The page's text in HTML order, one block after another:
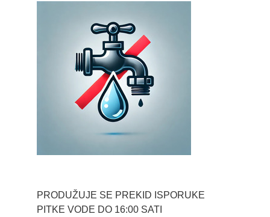
PRODUŽUJE SE PREKID ISPORUKE
PITKE VODE DO 16:00 SATI